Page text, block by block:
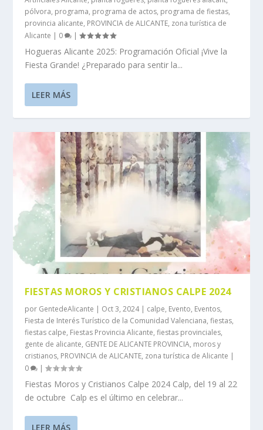
pólvora, programa, programa de actos, programa de fiestas,
provincia alicante, PROVINCIA de ALICANTE, zona turística de
Alicante | 0 |
Hogueras Alicante 2025: Programación Oficial ¡Vive la
Fiesta Grande! ¿Preparado para sentir la...
LEER MÁS
FIESTAS MOROS Y CRISTIANOS CALPE 2024
por GentedeAlicante | Oct 3, 2024| calpe, Evento, Eventos,
Fiesta de Interés Turístico de la Comunidad Valenciana,fiestas,
fiestas calpe, Fiestas Provincia Alicante,fiestas provinciales,
gente de alicante, GENTE DE ALICANTE PROVINCIA, moros y
cristianos, PROVINCIA de ALICANTE, zona turística de Alicante |
0
|
Fiestas Moros y Cristianos Calpe 2024 Calp, del 19 al 22
de octubre Calp es el último en celebrar...
LEER MÁS